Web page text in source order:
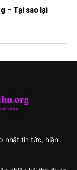
– Tại sao lại
nhật tin tức, hiện